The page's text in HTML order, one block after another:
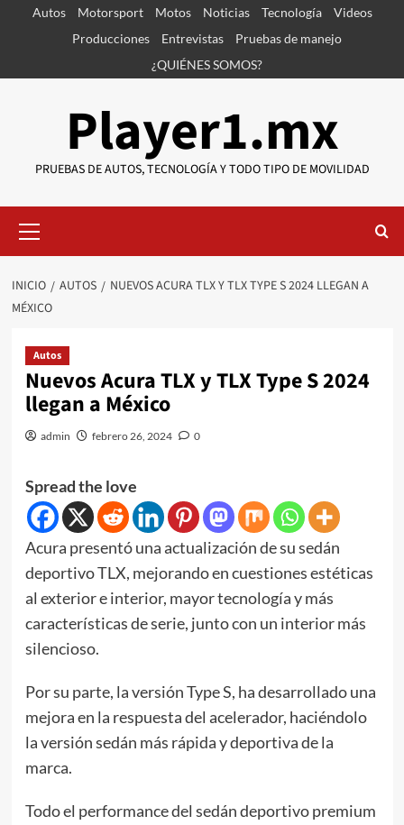
SaltarAutos Motorsport Motos Noticias Tecnología
Videos
Producciones
Entrevistas
Pruebas de manejo
¿QUIÉNES SOMOS?
Player1.mx
PRUEBAS DE AUTOS, TECNOLOGÍA Y TODO TIPO DE MOVILIDAD
primario
INICIO AUTOS
NUEVOS ACURA TLX Y TLX TYPE S 2024 LLEGAN A
MÉXICO
Autos
Nuevos Acura TLX y TLX Type S 2024
llegan a México
admin febrero 26, 2024 0
Spread the love
Acura presentó una actualización de su sedán
deportivo TLX, mejorando en cuestiones estéticas
al exterior e interior, mayor tecnología y más
características de serie, junto con un interior más
silencioso.
Por su parte, la versión Type S, ha desarrollado una
mejora en la respuesta del acelerador, haciéndolo
la versión sedán más rápida y deportiva de la
marca.
Todo el performance del sedán deportivo premium